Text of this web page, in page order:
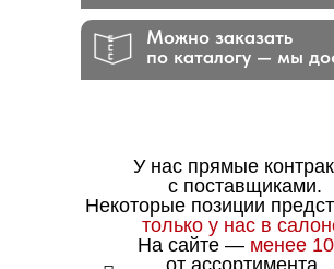
Можно заказать
по каталогу — мы
У нас прямые
с поставщиками.
Некоторые позиции
только у нас в
На сайте — менее
от ассортимента.